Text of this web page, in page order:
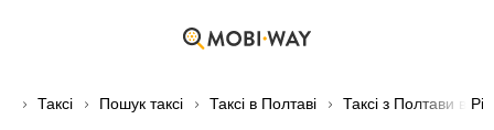
Таксі Пошук таксі Таксі в Полтаві Таксі з Полтави в